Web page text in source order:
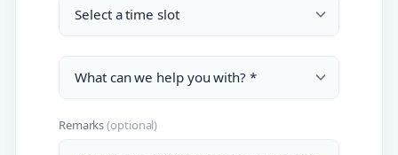
Remarks(optional)